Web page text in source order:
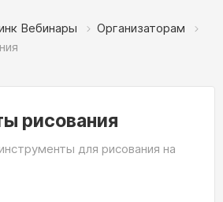
Вебинары
Организаторам
рисования
для рисования на